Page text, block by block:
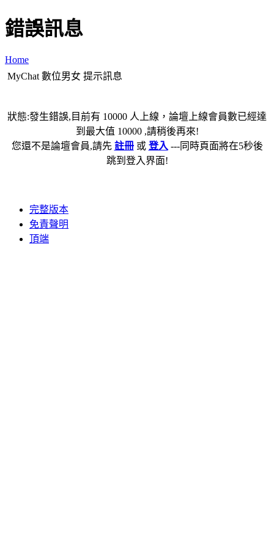
錯誤訊息
Home
MyChat 數位男女 提示訊息
狀態:發生錯誤,目前有 10000 人上線，論壇上線會員數已經達
到最大值 10000 ,請稍後再來!
您還不是論壇會員,請先 註冊或 登入 ---同時頁面將在5秒後
跳到登入界面!
完整版本
免責聲明
頂端